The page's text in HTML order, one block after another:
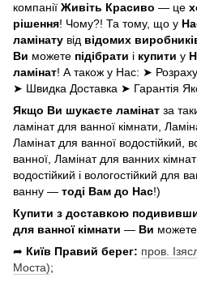
компанії Живіть Красиво — це
рішення! Чому?! Та тому, що у
ламінату від відомих
Ви можете підібрати і купити у
ламінат! А також у Нас: ➤
➤ Швидка Доставка ➤ Гарантія
Якщо Ви шукаєте ламінат за
ламінат для ванної кімнати,
Ламінат для ванної водостійкий,
ванної, Ламінат для ванних
водостійкий і вологостійкий для
ванну — тоді Вам до Нас!)
Купити з доставкою
для ванної кімнати — Ви
➦ Київ Правий берег: пров.
Моста);